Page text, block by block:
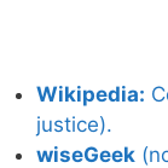
Wikipedia:
justice).
wiseGeek